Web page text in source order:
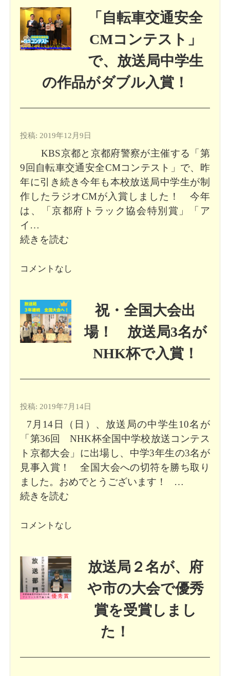
「自転車交通安全
CMコンテスト」
で、放送局中学生
の作品がダブル入賞！
投稿: 2019年12月9日
KBS京都と京都府警察が主催する「第
9回自転車交通安全CMコンテスト」で、昨
年に引き続き今年も本校放送局中学生が制
作したラジオCMが入賞しました！ 今年
は、「京都府トラック協会特別賞」「ア
イ…
続きを読む
コメントなし
祝・全国大会出
場！ 放送局3名が
NHK杯で入賞！
投稿: 2019年7月14日
7月14日（日）、放送局の中学生10名が
「第36回 NHK杯全国中学校放送コンテス
ト京都大会」に出場し、中学3年生の3名が
見事入賞！ 全国大会への切符を勝ち取り
ました。おめでとうございます！ …
続きを読む
コメントなし
放送局２名が、府
や市の大会で優秀
賞を受賞しまし
た！